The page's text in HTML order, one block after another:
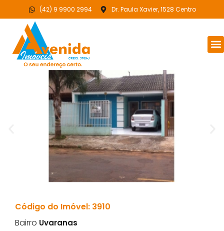
(42) 9 9900 2994 Dr. Paula Xavier, 1528 Centro
Código do Imóvel: 3910
Bairro Uvaranas